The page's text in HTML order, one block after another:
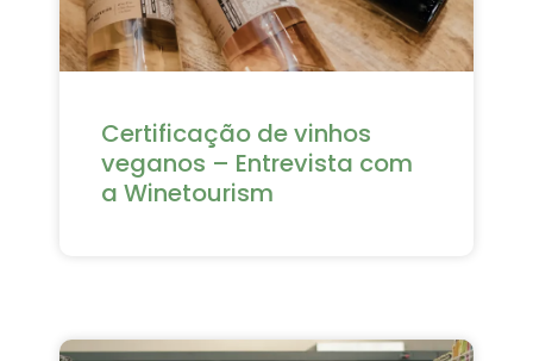
Certificação de vinhos
veganos – Entrevista com
a Winetourism